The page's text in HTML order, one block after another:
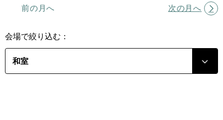
前の月へ 次の月へ
会場で絞り込む：